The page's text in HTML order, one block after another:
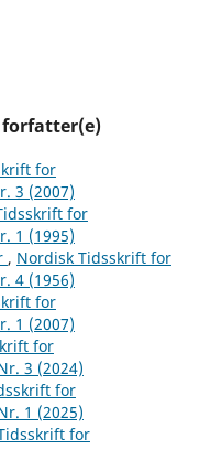
for
3 (2007)
for
1 (1995)
, Nordisk Tidsskrift for
4 (1956)
for
1 (2007)
for
3 (2024)
for
1 (2025)
for